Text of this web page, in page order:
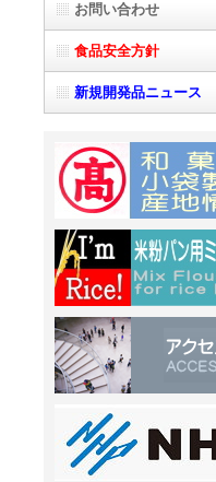
お問い合わせ
食品安全方針
新規開発品ニュース